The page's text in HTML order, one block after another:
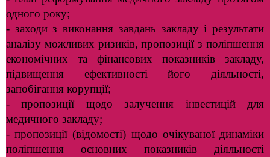
одного року;
- заходи з виконання завдань закладу і результати
аналізу можливих ризиків, пропозиції з поліпшення
економічних та фінансових показників закладу,
підвищення ефективності його діяльності,
запобігання корупції;
- пропозиції щодо залучення інвестицій для
медичного закладу;
- пропозиції (відомості) щодо очікуваної динаміки
поліпшення основних показників діяльності